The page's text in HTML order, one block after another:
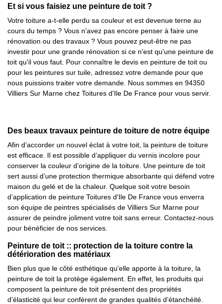
Et si vous faisiez une peinture de toit ?
Votre toiture a-t-elle perdu sa couleur et est devenue terne au
cours du temps ? Vous n'avez pas encore penser à faire une
rénovation ou des travaux ? Vous pouvez peut-être ne pas
investir pour une grande rénovation si ce n'est qu'une peinture de
toit qu'il vous faut. Pour connaître le devis en peinture de toit ou
pour les peintures sur tuile, adressez votre demande pour que
nous puissions traiter votre demande. Nous sommes en 94350
Villiers Sur Marne chez Toitures d'Ile De France pour vous servir.
Des beaux travaux peinture de toiture de notre équipe
Afin d’accorder un nouvel éclat à votre toit, la peinture de toiture
est efficace. Il est possible d’appliquer du vernis incolore pour
conserver la couleur d’origine de la toiture. Une peinture de toit
sert aussi d’une protection thermique absorbante qui défend votre
maison du gelé et de la chaleur. Quelque soit votre besoin
d’application de peinture Toitures d'Ile De France vous enverra
son équipe de peintres spécialisés de Villiers Sur Marne pour
assurer de peindre joliment votre toit sans erreur. Contactez-nous
pour bénéficier de nos services.
Peinture de toit :: protection de la toiture contre la
détérioration des matériaux
Bien plus que le côté esthétique qu'elle apporte à la toiture, la
peinture de toit la protège également. En effet, les produits qui
composent la peinture de toit présentent des propriétés
d’élasticité qui leur confèrent de grandes qualités d’étanchéité.